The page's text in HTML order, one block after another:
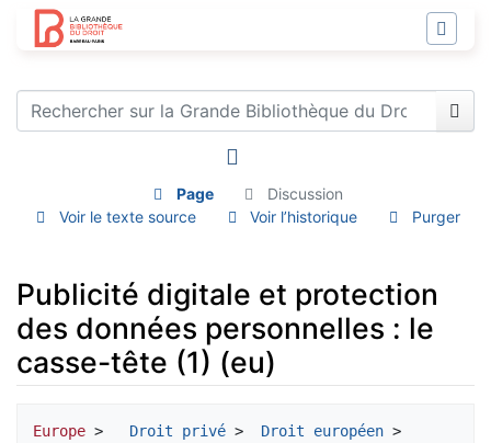
Page
Discussion
Voir le texte source
Voir l’historique Purger
Publicité digitale et protection
des données personnelles : le
casse-tête (1) (eu)
Europe > Droit privé > Droit européen